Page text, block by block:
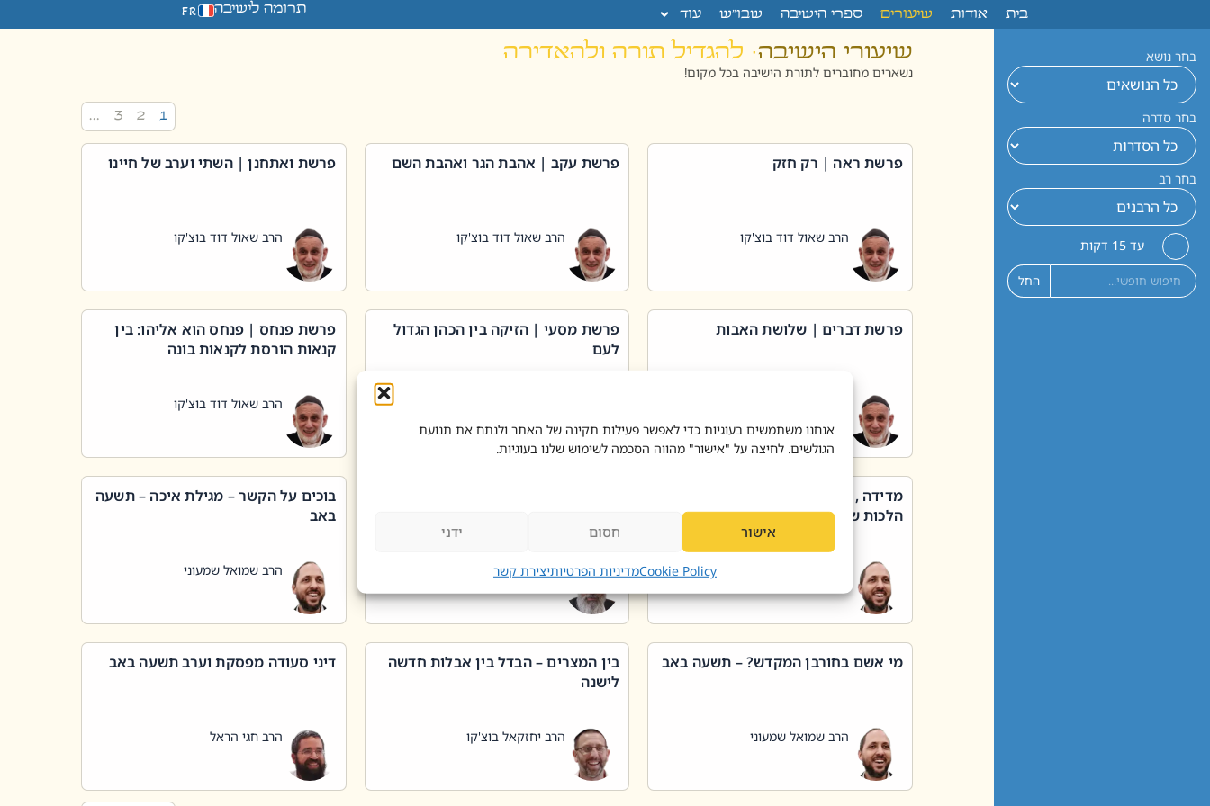
אנחנו משתמשים בעוגיות כדי לאפשר פעילות תקינה של האתר ולנתח את תנועת
הגולשים. לחיצה על "אישור" מהווה הסכמה לשימוש שלנו בעוגיות.
אישור חסום ידני
Cookie Policyמדיניות הפרטיותיצירת קשר
בית אודות שיעורים ספרי הישיבה שבו”ש עוד תרומה לישיבה FR
בחר נושא
בחר סדרה
בחר רב
עד 15 דקות
החל
שיעורי הישיבה· להגדיל תורה ולהאדירה
נשארים מחוברים לתורת הישיבה בכל מקום!
1
2
3
…
פרשת ראה | רק חזק
הרב שאול דוד בוצ'קו
פרשת עקב | אהבת הגר ואהבת השם
הרב שאול דוד בוצ'קו
פרשת ואתחנן | השתי וערב של חיינו
הרב שאול דוד בוצ'קו
פרשת דברים | שלושת האבות
פרשת מסעי | הזיקה בין הכהן הגדול
לעם
פרשת פנחס | פנחס הוא אליהו: בין
קנאות הורסת לקנאות בונה
הרב שאול דוד בוצ'קו
מדידה , קניה , שטיפת כלים בשבת –
הלכות שבת – סימן שכג
הרב יאיר בידני
בוכים על הקשר – מגילת איכה – תשעה
באב
הרב שמואל שמעוני
מי אשם בחורבן המקדש? – תשעה באב
הרב שמואל שמעוני
בין המצרים – הבדל בין אבלות חדשה
לישנה
הרב יחזקאל בוצ'קו
דיני סעודה מפסקת וערב תשעה באב
הרב חגי הראל